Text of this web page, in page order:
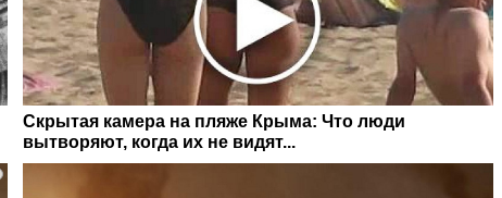
Скрытая камера на пляже Крыма: Что люди
вытворяют, когда их не видят...